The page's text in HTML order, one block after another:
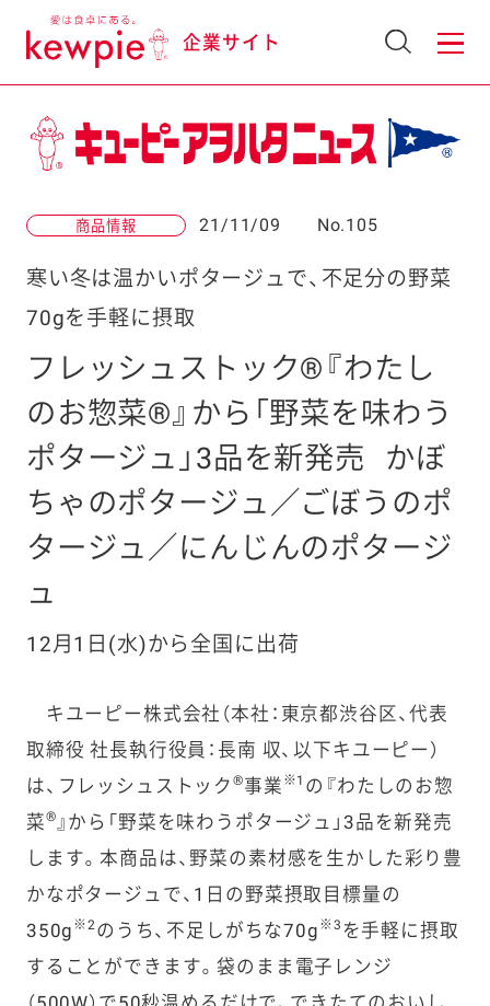
企業サイト
商品情報 21/11/09 No.105
寒い冬は温かいポタージュで、不足分の野菜
70gを手軽に摂取
フレッシュストック®『わたし
のお惣菜®』から「野菜を味わう
ポタージュ」3品を新発売
かぼ
ちゃのポタージュ／ごぼうのポ
タージュ／にんじんのポタージ
ュ
12月1日(水)から全国に出荷
キユーピー株式会社（本社：東京都渋谷区、代表
取締役 社長執行役員：長南 収、以下キユーピー）
は、フレッシュストック®事業 ※1 の『わたしのお惣
菜® 』から「野菜を味わうポタージュ」3品を新発売
します。本商品は、野菜の素材感を生かした彩り豊
かなポタージュで、1日の野菜摂取目標量の
350g ※2のうち、不足しがちな70g ※3 を手軽に摂取
することができます。袋のまま電子レンジ